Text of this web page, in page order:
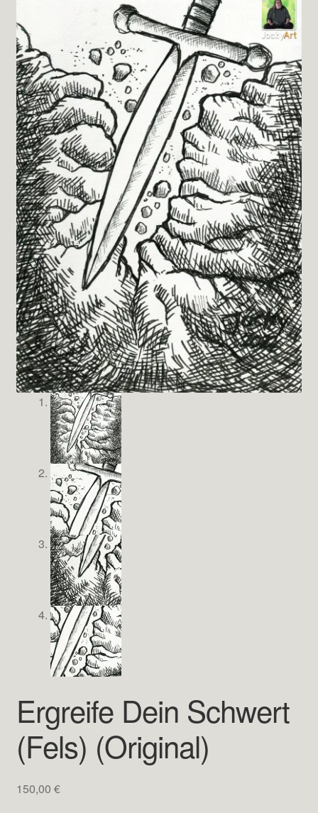
Testimonials
Shop
Kontakt
Ergreife Dein Schwert
(Fels) (Original)
150,00 €